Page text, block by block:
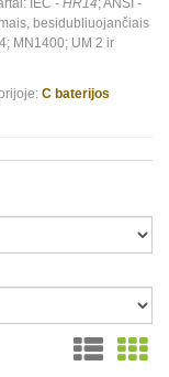
IEC - HR14; ANSI -
besidubliuojančiais
MN1400; UM 2 ir
C baterijos